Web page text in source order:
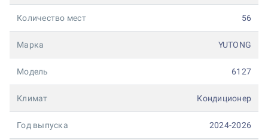
Количество мест 56
Марка YUTONG
Модель 6127
Климат Кондиционер
Год выпуска 2024-2026